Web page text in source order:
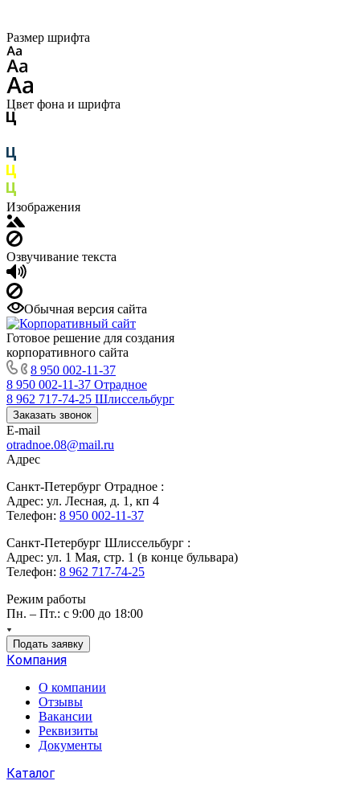
Размер шрифта
Цвет фона и шрифта
Изображения
Озвучивание текста
Обычная версия сайта
Готовое решение для создания
корпоративного сайта
8 950 002-11-37
8 950 002-11-37 Отрадное
8 962 717-74-25 Шлиссельбург
Заказать звонок
E-mail
otradnoe.08@mail.ru
Адрес
Санкт-Петербург Отрадное :
Адрес: ул. Лесная, д. 1, кп 4
Телефон: 8 950 002-11-37
Санкт-Петербург Шлиссельбург :
Адрес: ул. 1 Мая, стр. 1 (в конце бульвара)
Телефон: 8 962 717-74-25
Режим работы
Пн. – Пт.: с 9:00 до 18:00
Подать заявку
Компания
О компании
Отзывы
Вакансии
Реквизиты
Документы
Каталог